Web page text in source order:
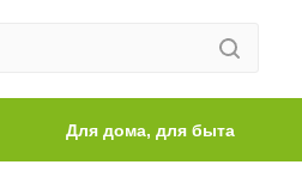
Для дома, для быта